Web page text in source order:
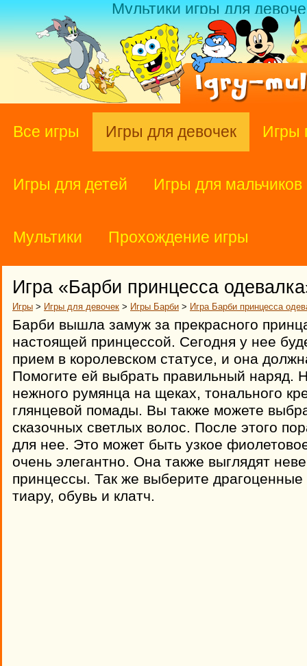
Мультики игры для
Все игры Игры для девочек Игры
Игры для детей Игры для мальчиков
Мультики Прохождение игры
Игра «Барби принцесса
Игры > Игры для девочек > Игры Барби > Игра Барби принцесса
Барби вышла замуж за прекрасного
настоящей принцессой. Сегодня у нее
прием в королевском статусе, и она
Помогите ей выбрать правильный наряд.
нежного румянца на щеках, тонального
глянцевой помады. Вы также можете
сказочных светлых волос. После этого
для нее. Это может быть узкое
очень элегантно. Она также выглядят
принцессы. Так же выберите
тиару, обувь и клатч.